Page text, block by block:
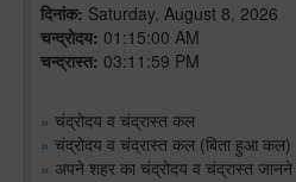
दिनांक: Saturday, August 8, 2026
चन्द्रोदय: 01:15:00 AM
चन्द्रास्त: 03:11:59 PM
» चंद्रोदय व चंद्रास्त कल
» चंद्रोदय व चंद्रास्त कल (बिता हुआ कल)
» अपने शहर का चंद्रोदय व चंद्रास्त